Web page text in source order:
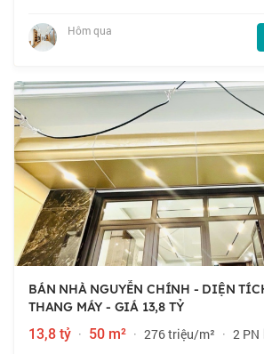
50m2 x 6 tầng, mặt tiền
Hôm qua
BÁN NHÀ NGUYỄN CHÍNH - DIỆN
THANG MÁY - GIÁ 13,8 TỶ
13,8 tỷ · 50 m² · 276 triệu/m² · 2 PN